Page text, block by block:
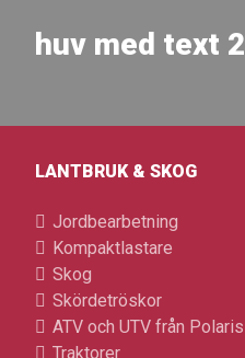
huv med text 2
LANTBRUK & SKOG
Jordbearbetning
Kompaktlastare
Skog
Skördetröskor
ATV och UTV från Polaris
Traktorer